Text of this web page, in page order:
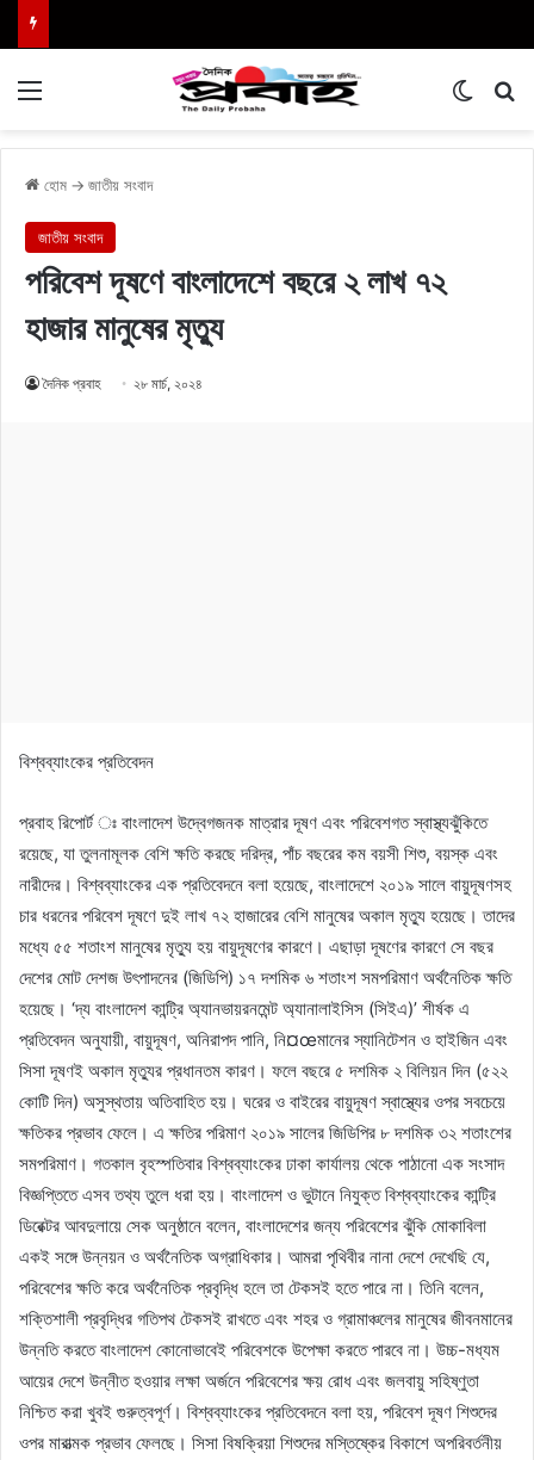
হোম → জাতীয় সংবাদ
জাতীয় সংবাদ
পরিবেশ দূষণে বাংলাদেশে বছরে ২ লাখ ৭২
হাজার মানুষের মৃত্যু
দৈনিক প্রবাহ ২৮ মার্চ, ২০২৪
বিশ্বব্যাংকের প্রতিবেদন
প্রবাহ রিপোর্ট ঃ বাংলাদেশ উদ্বেগজনক মাত্রার দূষণ এবং পরিবেশগত স্বাস্থ্যঝুঁকিতে
রয়েছে, যা তুলনামূলক বেশি ক্ষতি করছে দরিদ্র, পাঁচ বছরের কম বয়সী শিশু, বয়স্ক এবং
নারীদের। বিশ্বব্যাংকের এক প্রতিবেদনে বলা হয়েছে, বাংলাদেশে ২০১৯ সালে বায়ুদূষণসহ
চার ধরনের পরিবেশ দূষণে দুই লাখ ৭২ হাজারের বেশি মানুষের অকাল মৃত্যু হয়েছে। তাদের
মধ্যে ৫৫ শতাংশ মানুষের মৃত্যু হয় বায়ুদূষণের কারণে। এছাড়া দূষণের কারণে সে বছর
দেশের মোট দেশজ উৎপাদনের (জিডিপি) ১৭ দশমিক ৬ শতাংশ সমপরিমাণ অর্থনৈতিক ক্ষতি
হয়েছে। ‘দ্য বাংলাদেশ কান্ট্রি অ্যানভায়রনমেন্ট অ্যানালাইসিস (সিইএ)’ শীর্ষক এ
প্রতিবেদন অনুযায়ী, বায়ুদূষণ, অনিরাপদ পানি, নি¤œমানের স্যানিটেশন ও হাইজিন এবং
সিসা দূষণই অকাল মৃত্যুর প্রধানতম কারণ। ফলে বছরে ৫ দশমিক ২ বিলিয়ন দিন (৫২২
কোটি দিন) অসুস্থতায় অতিবাহিত হয়। ঘরের ও বাইরের বায়ুদূষণ স্বাস্থ্যের ওপর সবচেয়ে
ক্ষতিকর প্রভাব ফেলে। এ ক্ষতির পরিমাণ ২০১৯ সালের জিডিপির ৮ দশমিক ৩২ শতাংশের
সমপরিমাণ। গতকাল বৃহস্পতিবার বিশ্বব্যাংকের ঢাকা কার্যালয় থেকে পাঠানো এক সংসাদ
বিজ্ঞপ্তিতে এসব তথ্য তুলে ধরা হয়। বাংলাদেশ ও ভুটানে নিযুক্ত বিশ্বব্যাংকের কান্ট্রি
ডিরেক্টর আবদুলায়ে সেক অনুষ্ঠানে বলেন, বাংলাদেশের জন্য পরিবেশের ঝুঁকি মোকাবিলা
একই সঙ্গে উন্নয়ন ও অর্থনৈতিক অগ্রাধিকার। আমরা পৃথিবীর নানা দেশে দেখেছি যে,
পরিবেশের ক্ষতি করে অর্থনৈতিক প্রবৃদ্ধি হলে তা টেকসই হতে পারে না। তিনি বলেন,
শক্তিশালী প্রবৃদ্ধির গতিপথ টেকসই রাখতে এবং শহর ও গ্রামাঞ্চলের মানুষের জীবনমানের
উন্নতি করতে বাংলাদেশ কোনোভাবেই পরিবেশকে উপেক্ষা করতে পারবে না। উচ্চ-মধ্যম
আয়ের দেশে উন্নীত হওয়ার লক্ষা অর্জনে পরিবেশের ক্ষয় রোধ এবং জলবায়ু সহিষ্ণুতা
নিশ্চিত করা খুবই গুরুত্বপূর্ণ। বিশ্বব্যাংকের প্রতিবেদনে বলা হয়, পরিবেশ দূষণ শিশুদের
ওপর মারাত্মক প্রভাব ফেলছে। সিসা বিষক্রিয়া শিশুদের মস্তিষ্কের বিকাশে অপরিবর্তনীয়